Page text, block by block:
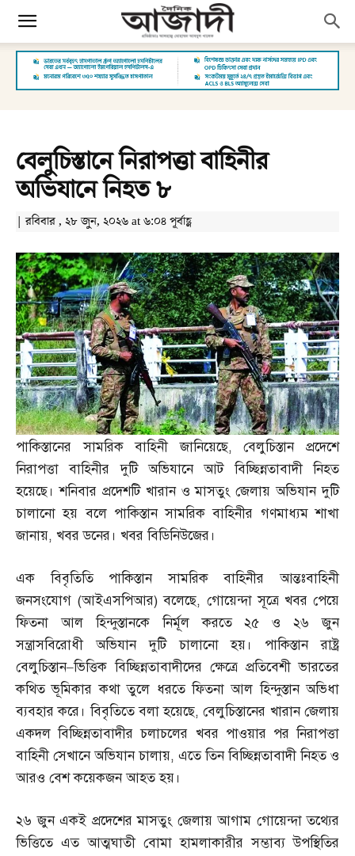
বেলুচিস্তানে নিরাপত্তা বাহিনীর
অভিযানে নিহত ৮
| রবিবার , ২৮ জুন, ২০২৬ at ৬:০৪ পূর্বাহ্ণ
পাকিস্তানের সামরিক বাহিনী জানিয়েছে,বেলুচিস্তান প্রদেশে
নিরাপত্তা বাহিনীর দুটি অভিযানে আট বিচ্ছিন্নতাবাদী নিহত
হয়েছে। শনিবার প্রদেশটি খারান ও মাসতুং জেলায় অভিযান দুটি
চালানো হয় বলে পাকিস্তান সামরিক বাহিনীর গণমাধ্যম শাখা
জানায়, খবর ডনের। খবর বিডিনিউজের।
এক বিবৃতিতি পাকিস্তান সামরিক বাহিনীর আন্তঃবাহিনী
জনসংযোগ (আইএসপিআর)বলেছে, গোয়েন্দা সূত্রে খবর পেয়ে
ফিতনা আল হিন্দুস্তানকে নির্মূল করতে ২৫ ও ২৬ জুন
সন্ত্রাসবিরোধী অভিযান দুটি চালানো হয়। পাকিস্তান রাষ্ট্র
বেলুচিস্তান–ভিত্তিক বিচ্ছিন্নতাবাদীদের ক্ষেত্রে প্রতিবেশী ভারতের
কথিত ভূমিকার কথা তুলে ধরতে ফিতনা আল হিন্দুস্তান অভিধা
ব্যবহার করে। বিবৃতিতে বলা হয়েছে,বেলুচিস্তানের খারান জেলায়
একদল বিচ্ছিন্নতাবাদীর চলাচলের খবর পাওয়ার পর নিরাপত্তা
বাহিনী সেখানে অভিযান চালায়, এতে তিন বিচ্ছিন্নতাবাদী নিহত ও
আরও বেশ কয়েকজন আহত হয়।
২৬ জুন একই প্রদেশের মাসতুং জেলায় আগাম গোয়েন্দা তথ্যের
ভিত্তিতে এত আত্মঘাতী বোমা হামলাকারীর সম্ভাব্য উপস্থিতির